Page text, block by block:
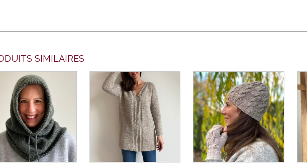
SIMILAIRES